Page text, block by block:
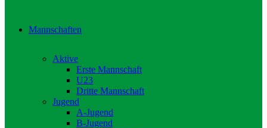
Mannschaften
Aktive
Erste Mannschaft
U23
Dritte Mannschaft
Jugend
A-Jugend
B-Jugend